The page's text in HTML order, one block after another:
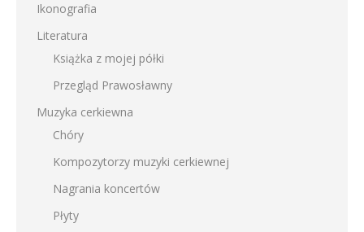
Ikonografia
Literatura
Książka z mojej półki
Przegląd Prawosławny
Muzyka cerkiewna
Chóry
Kompozytorzy muzyki cerkiewnej
Nagrania koncertów
Płyty